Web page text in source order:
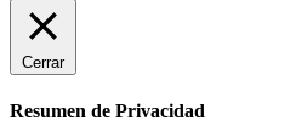
Cerrar
Resumen de Privacidad